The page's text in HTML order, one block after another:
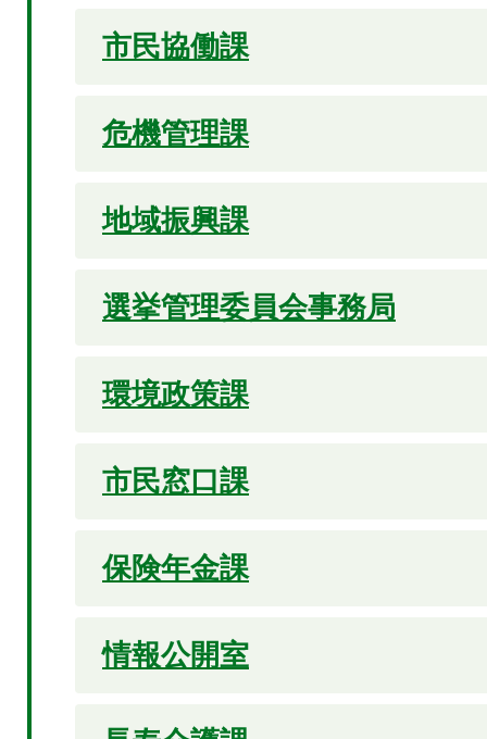
市民協働課
危機管理課
地域振興課
選挙管理委員会事務局
環境政策課
市民窓口課
保険年金課
情報公開室